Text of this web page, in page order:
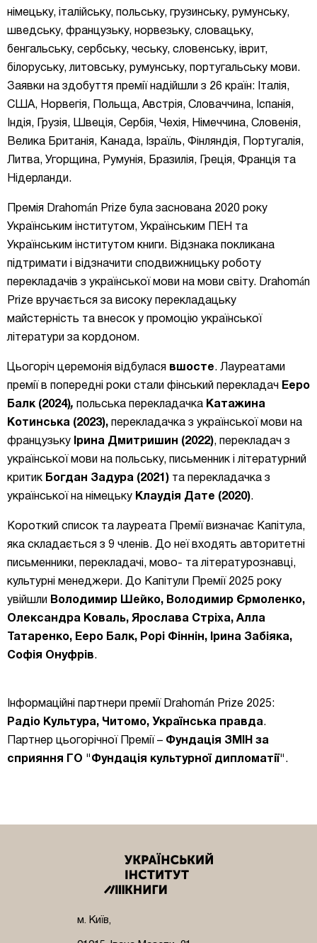
німецьку, італійську, польську, грузинську, румунську,
шведську, французьку, норвезьку, словацьку,
бенгальську, сербську, чеську, словенську, іврит,
білоруську, литовську, румунську, португальську мови.
Заявки на здобуття премії надійшли з 26 країн: Італія,
США, Норвегія, Польща, Австрія, Словаччина, Іспанія,
Індія, Грузія, Швеція, Сербія, Чехія, Німеччина, Словенія,
Велика Британія, Канада, Ізраїль, Фінляндія, Португалія,
Литва, Угорщина, Румунія, Бразилія, Греція, Франція та
Нідерланди.
Премія Drahomán Prize була заснована 2020 року
Українським інститутом, Українським ПЕН та
Українським інститутом книги. Відзнака покликана
підтримати і відзначити сподвижницьку роботу
перекладачів з української мови на мови світу. Drahomán
Prize вручається за високу перекладацьку
майстерність та внесок у промоцію української
літератури за кордоном.
Цьогоріч церемонія відбулася вшосте. Лауреатами
премії в попередні роки стали фінський перекладач Ееро
Балк (2024), польська перекладачка Катажина
Котинська (2023), перекладачка з української мови на
французьку
Ірина Дмитришин (2022), перекладач з
української мови на польську, письменник і літературний
критик Богдан Задура (2021) та перекладачка з
української на німецьку Клаудія Дате (2020).
Короткий список та лауреата Премії визначає Капітула,
яка складається з 9 членів. До неї входять авторитетні
письменники, перекладачі, мово- та літературознавці,
культурні менеджери. До Капітули Премії 2025 року
увійшли Володимир Шейко, Володимир Єрмоленко,
Олександра Коваль, Ярослава Стріха, Алла
Татаренко, Ееро Балк, Рорі Фіннін, Ірина Забіяка,
Софія Онуфрів.
Інформаційні партнери премії Drahomán Prize 2025:
Радіо Культура, Читомо, Українська правда.
Партнер цьогорічної Премії – Фундація ЗМІН за
сприяння ГО "Фундація культурної дипломатії" .
м. Київ,